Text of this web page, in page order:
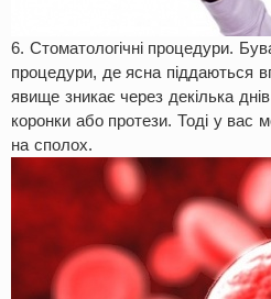
6. Стоматологічні процедури.
процедури, де ясна піддаються
явище зникає через декілька
коронки або протези. Тоді у вас
на сполох.